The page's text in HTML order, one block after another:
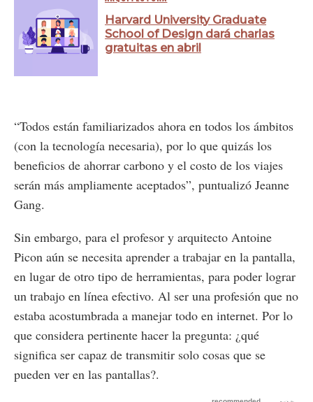
Harvard University Graduate
School of Design dará charlas
gratuitas en abril
“Todos están familiarizados ahora en todos los ámbitos
(con la tecnología necesaria), por lo que quizás los
beneficios de ahorrar carbono y el costo de los viajes
serán más ampliamente aceptados”, puntualizó Jeanne
Gang.
Sin embargo, para el profesor y arquitecto Antoine
Picon aún se necesita aprender a trabajar en la pantalla,
en lugar de otro tipo de herramientas, para poder lograr
un trabajo en línea efectivo. Al ser una profesión que no
estaba acostumbrada a manejar todo en internet. Por lo
que considera pertinente hacer la pregunta: ¿qué
significa ser capaz de transmitir solo cosas que se
pueden ver en las pantallas?.